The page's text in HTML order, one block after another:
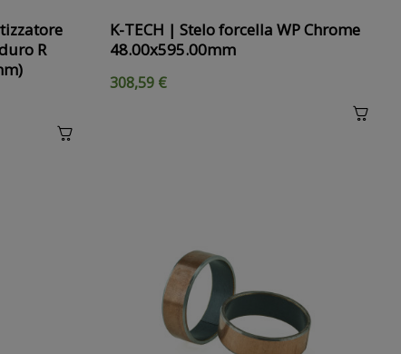
R
K-TECH | Stelo forcella WP Chrome
48.00x595.00mm
308,59 €